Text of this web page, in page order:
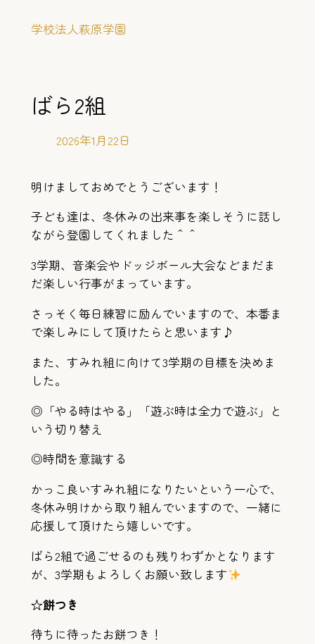
学校法人萩原学園
ばら2組
2026年1月22日
明けましておめでとうございます！
子ども達は、冬休みの出来事を楽しそうに話し
ながら登園してくれました＾＾
3学期、音楽会やドッジボール大会などまだま
だ楽しい行事がまっています。
さっそく毎日練習に励んでいますので、本番ま
で楽しみにして頂けたらと思います♪
また、すみれ組に向けて3学期の目標を決めま
した。
◎「やる時はやる」「遊ぶ時は全力で遊ぶ」と
いう切り替え
◎時間を意識する
かっこ良いすみれ組になりたいという一心で、
冬休み明けから取り組んでいますので、一緒に
応援して頂けたら嬉しいです。
ばら2組で過ごせるのも残りわずかとなります
が、3学期もよろしくお願い致します
☆餅つき
待ちに待ったお餅つき！